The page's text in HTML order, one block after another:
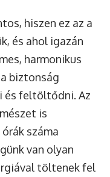
hiszen ez az a
és ahol igazán
harmonikus
biztonság
és feltöltődni. Az
is
száma
van olyan
töltenek fel